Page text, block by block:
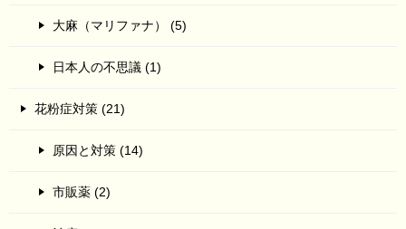
大麻（マリファナ） (5)
日本人の不思議 (1)
花粉症対策 (21)
原因と対策 (14)
市販薬 (2)